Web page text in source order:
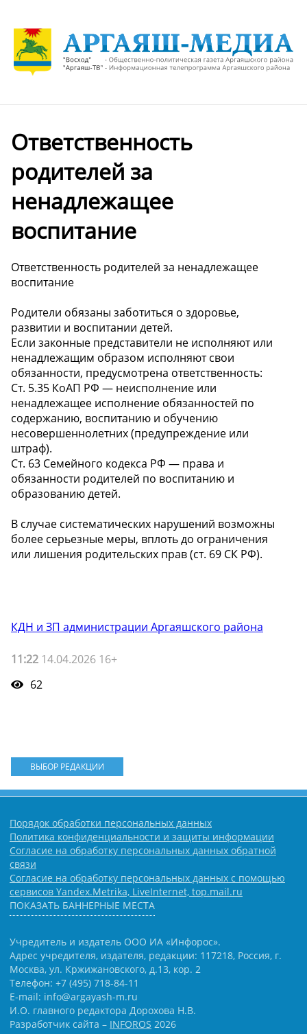
Ответственность
родителей за
ненадлежащее
воспитание
Ответственность родителей за ненадлежащее
воспитание
Родители обязаны заботиться о здоровье,
развитии и воспитании детей.
Если законные представители не исполняют или
ненадлежащим образом исполняют свои
обязанности, предусмотрена ответственность:
Ст. 5.35 КоАП РФ — неисполнение или
ненадлежащее исполнение обязанностей по
содержанию, воспитанию и обучению
несовершеннолетних (предупреждение или
штраф).
Ст. 63 Семейного кодекса РФ — права и
обязанности родителей по воспитанию и
образованию детей.
В случае систематических нарушений возможны
более серьезные меры, вплоть до ограничения
или лишения родительских прав (ст. 69 СК РФ).
КДН и ЗП администрации Аргаяшского района
11:22 14.04.2026 16+
62
ВЫБОР РЕДАКЦИИ
Порядок обработки персональных данных
Политика конфиденциальности и защиты информации
Согласие на обработку персональных данных обратной
связи
Согласие на обработку персональных данных с помощью
сервисов Yandex.Metrika, LiveInternet, top.mail.ru
ПОКАЗАТЬ БАННЕРНЫЕ МЕСТА
Учредитель и издатель ООО ИА «Инфорос».
Адрес учредителя, издателя, редакции: 117218, Россия, г.
Москва, ул. Кржижановского, д.13, кор. 2
Телефон: +7 (495) 718-84-11
E-mail: info@argayash-m.ru
И.О. главного редактора Дорохова Н.В.
Разработчик сайта – INFOROS 2026